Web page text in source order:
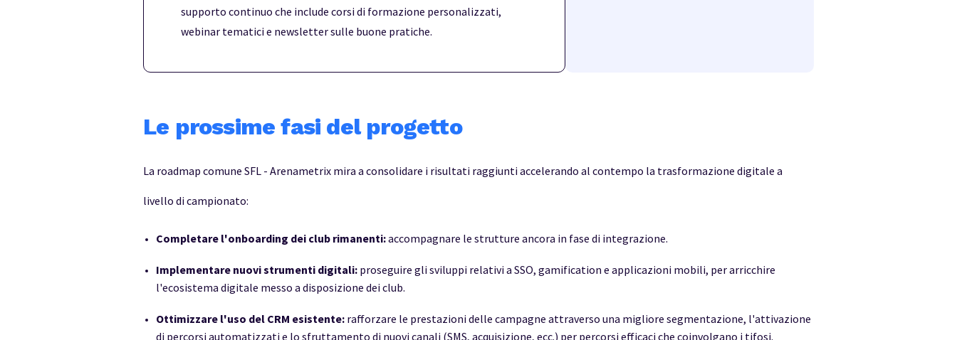
supporto continuo che include corsi di formazione personalizzati,
webinar tematici e newsletter sulle buone pratiche.
Le prossime fasi del progetto
La roadmap comune SFL - Arenametrix mira a consolidare i risultati raggiunti accelerando al contempo la trasformazione digitale a
livello di campionato:
Completare l'onboarding dei club rimanenti:accompagnare le strutture ancora in fase di integrazione.
Implementare nuovi strumenti digitali: proseguire gli sviluppi relativi a SSO, gamification e applicazioni mobili, per arricchire
l'ecosistema digitale messo a disposizione dei club.
Ottimizzare l'uso del CRM esistente: rafforzare le prestazioni delle campagne attraverso una migliore segmentazione, l'attivazione
di percorsi automatizzati e lo sfruttamento di nuovi canali (SMS, acquisizione, ecc.) per percorsi efficaci che coinvolgano i tifosi.